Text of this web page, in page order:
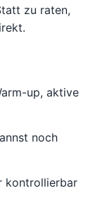
zu raten,
up, aktive
noch
kontrollierbar